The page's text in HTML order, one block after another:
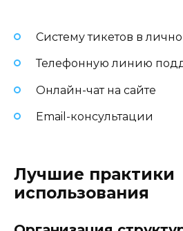
Систему тикетов в
Телефонную линию
Онлайн-чат на сайте
Email-консультации
Лучшие практики
использования